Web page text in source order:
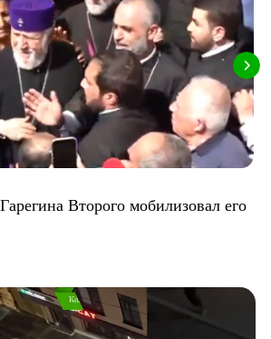
Второго мобилизовал его